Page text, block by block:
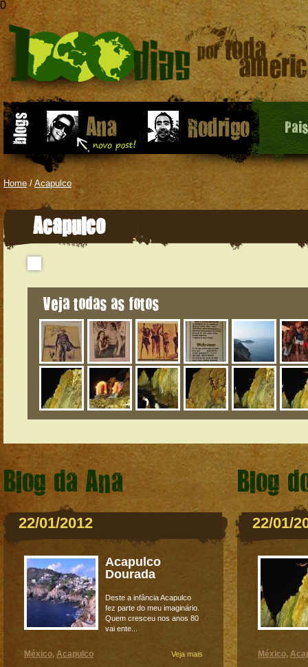
0
Home / Acapulco
Acapulco
Veja todas as fotos
Blog da Ana
22/01/2012
Acapulco
Dourada
Deste a infância Acapulco
fez parte do meu imaginário.
Quem cresceu nos anos 80
vai ente...
Veja mais
México, Acapulco
Blog
22/01/
México,